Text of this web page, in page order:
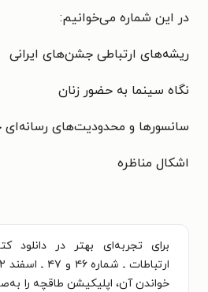
در این شماره می‌خوانیم:
ریشه‌های ارتباطی جشن‌های ایرانی
نگاه سینما به حضور زنان
سانسورها و محدودیت‌های رسانه‌ای
اشکال مناظره
برای تجربه‌ای بهتر در دانلود
خواندن آن، اپلیکیشن طاقچه را